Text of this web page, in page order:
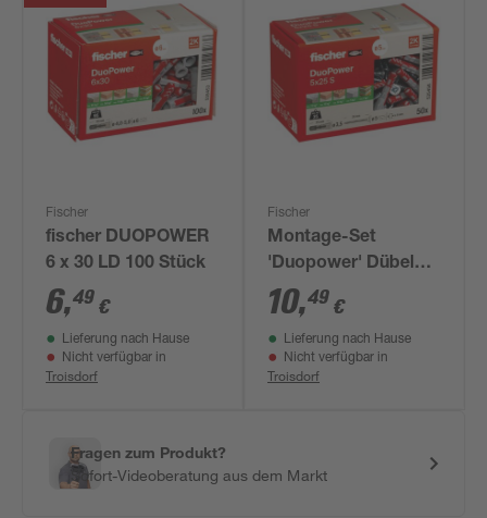
Fischer
fischer DUOPOWER
6 x 30 LD 100 Stück
6,49 €
Lieferung nach Hause
Nicht verfügbar in
Troisdorf
Fischer
Montage-Set
'Duopower' Dübel
und
Senkkopfschrauben,
Ø 5 x 25 mm, 100-
teilig
10,49 €
Lieferung nach Hause
Nicht verfügbar in
Troisdorf
Fragen zum Produkt?
Sofort-Videoberatung aus dem Markt